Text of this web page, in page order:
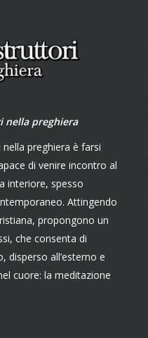
nella preghiera
preghiera è farsi
di venire incontro al
interiore, spesso
Attingendo
propongono un
che consenta di
disperso all’esterno e
cuore: la meditazione